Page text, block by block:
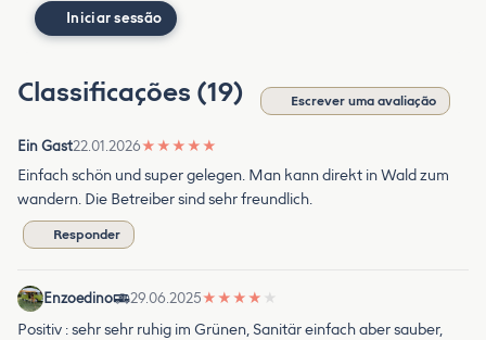
Iniciar sessão
Classificações (19) Escrever uma avaliação
Ein Gast22.01.2026★ ★ ★ ★ ★
Einfach schön und super gelegen. Man kann direkt in Wald zum
wandern. Die Betreiber sind sehr freundlich.
Responder
Enzoedino 29.06.2025★ ★ ★ ★ ★
Positiv : sehr sehr ruhig im Grünen, Sanitär einfach aber sauber,